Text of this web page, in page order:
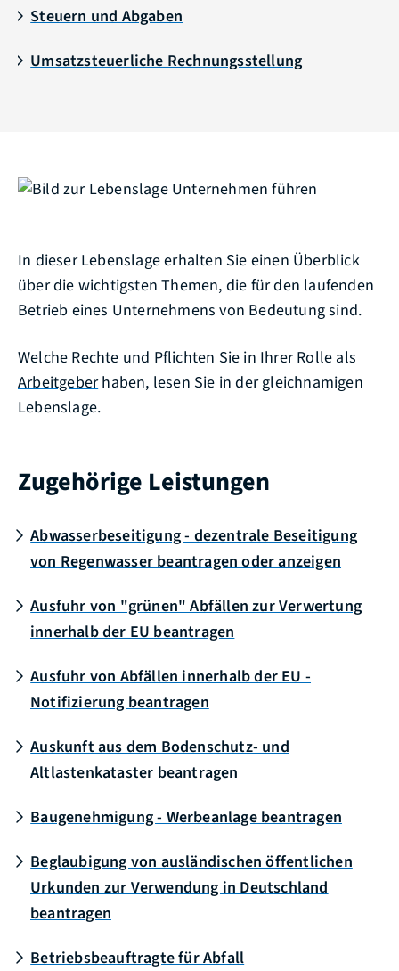
Steuern und Abgaben
Umsatzsteuerliche Rechnungsstellung
In dieser Lebenslage erhalten Sie einen Überblick
über die wichtigsten Themen, die für den laufenden
Betrieb eines Unternehmens von Bedeutung sind.
Welche Rechte und Pflichten Sie in Ihrer Rolle als
Arbeitgeberhaben, lesen Sie in der gleichnamigen
Lebenslage.
Zugehörige Leistungen
Abwasserbeseitigung - dezentrale Beseitigung
von Regenwasser beantragen oder anzeigen
Ausfuhr von "grünen" Abfällen zur Verwertung
innerhalb der EU beantragen
Ausfuhr von Abfällen innerhalb der EU -
Notifizierung beantragen
Auskunft aus dem Bodenschutz- und
Altlastenkataster beantragen
Baugenehmigung - Werbeanlage beantragen
Beglaubigung von ausländischen öffentlichen
Urkunden zur Verwendung in Deutschland
beantragen
Betriebsbeauftragte für Abfall